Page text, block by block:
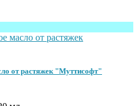
от растяжек "Муттисофт"